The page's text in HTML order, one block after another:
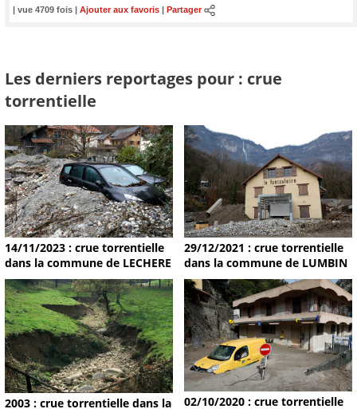
| vue 4709 fois | Ajouter aux favoris Partager
Les derniers reportages pour : crue
torrentielle
14/11/2023 : crue torrentielle
dans la commune de LECHERE
29/12/2021 : crue torrentielle
dans la commune de LUMBIN
2003 : crue torrentielle dans la
02/10/2020 : crue torrentielle